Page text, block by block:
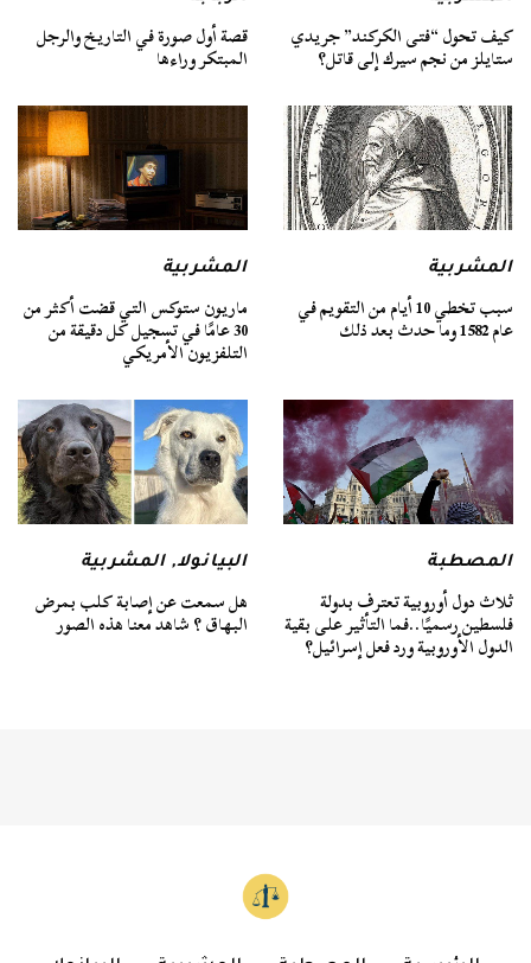
كيف تحول “فتى الكركند” جريدي
ستايلز من نجم سيرك إلى قاتل؟
قصة أول صورة في التاريخ والرجل
المبتكر وراءها
المشربية
سبب تخطي 10 أيام من التقويم في
عام 1582 وما حدث بعد ذلك
المشربية
ماريون ستوكس التي قضت أكثر من
30 عامًا في تسجيل كل دقيقة من
التلفزيون الأمريكي
المصطبة
ثلاث دول أوروبية تعترف بدولة
فلسطين رسميًا..فما التأثير على بقية
الدول الأوروبية ورد فعل إسرائيل؟
البيانولا,المشربية
هل سمعت عن إصابة كلب بمرض
البهاق ؟ شاهد معنا هذه الصور